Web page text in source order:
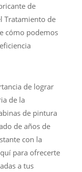
de
Tratamiento de
cómo podemos
de lograr
de la
de pintura
de años de
con la
para ofrecerte
a tus